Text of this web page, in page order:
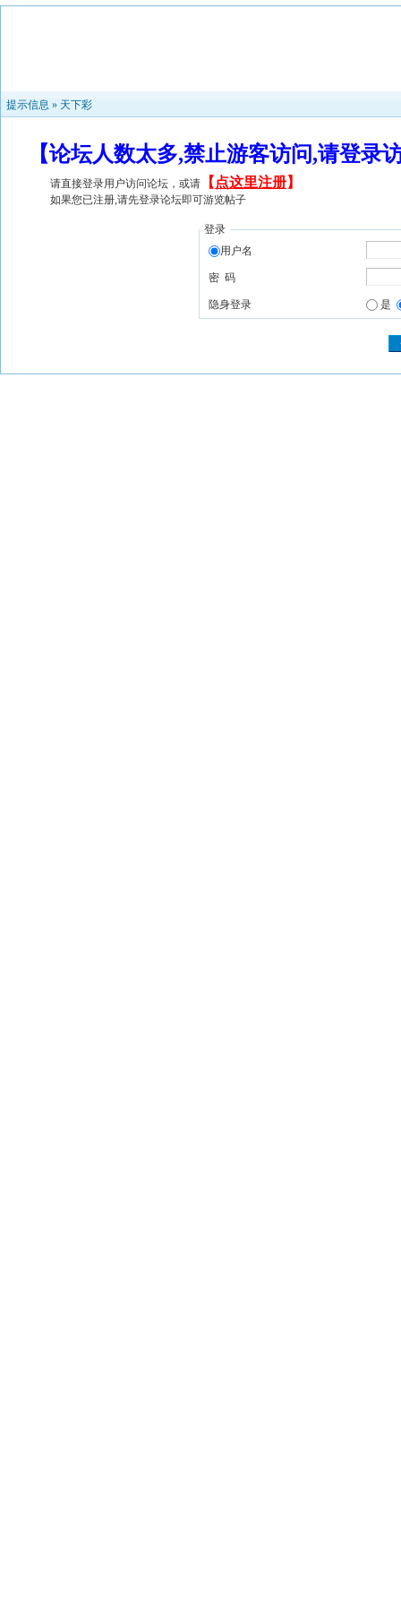
提示信息 » 天下彩
【论坛人数太多,禁止游客访问,请登
请直接登录用户访问论坛，或请 【 点这里注册】
如果您已注册,请先登录论坛即可游览帖子
登录
用户名
密 码
隐身登录 是